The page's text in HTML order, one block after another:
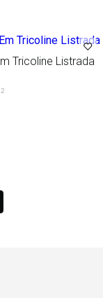
Tricoline Listrada